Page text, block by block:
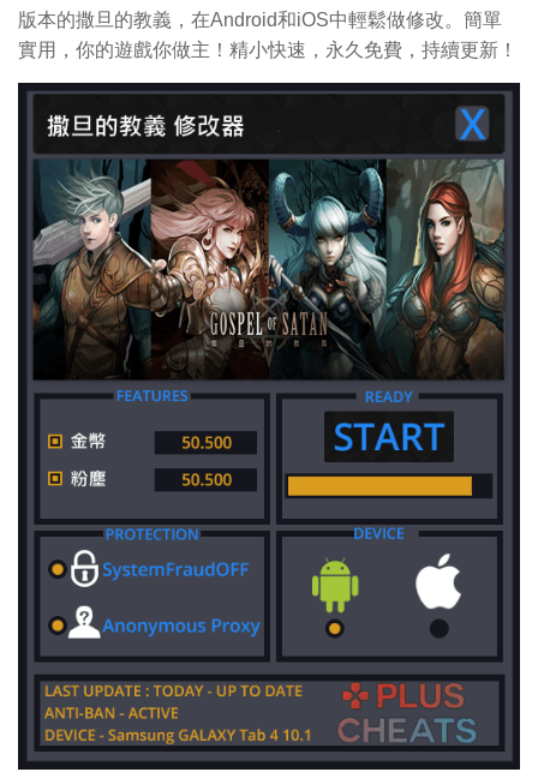
版本的撒旦的教義，在Android和iOS中輕鬆做修改。簡單
實用，你的遊戲你做主！精小快速，永久免費，持續更新！